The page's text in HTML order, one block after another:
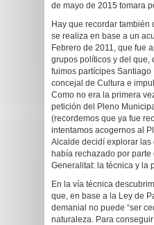
de mayo de 2015 tomara
Hay que recordar también
se realiza en base a un
Febrero de 2011, que fue
grupos políticos y del que,
fuimos partícipes
concejal de Cultura e
Como no era la primera
petición del Pleno
(recordemos que ya fue
intentamos acogernos al
Alcalde decidí explorar las
había rechazado por
Generalitat: la técnica y la
En la vía técnica
que, en base a la Ley de
demanial no puede “ser
naturaleza. Para